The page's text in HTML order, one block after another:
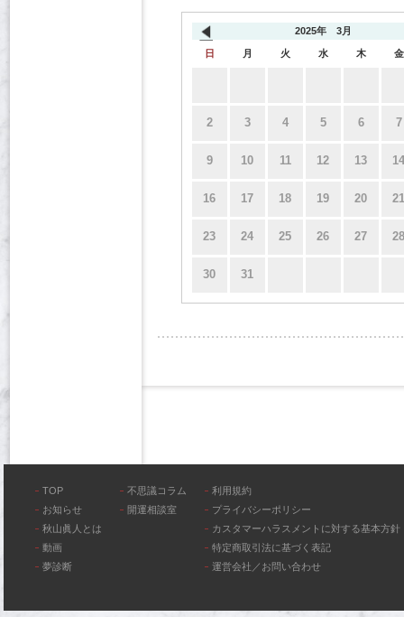
2025年 3月
日 月 火 水 木 金
2 3 4 5 6 7
9 10 11 12 13 14
16 17 18 19 20 21
23 24 25 26 27 28
30 31
TOP
お知らせ
秋山眞人とは
動画
夢診断
不思議コラム
開運相談室
利用規約
プライバシーポリシー
カスタマーハラスメントに対する基本方針
特定商取引法に基づく表記
運営会社／お問い合わせ